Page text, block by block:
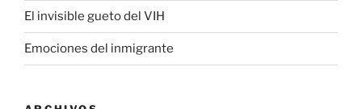
El invisible gueto del VIH
Emociones del inmigrante